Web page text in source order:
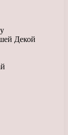
Декой